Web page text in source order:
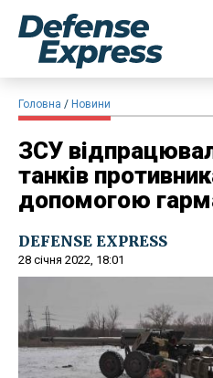
Головна Новини
ЗСУ
танків
допомогою
DEFENSE EXPRESS
28 січня 2022, 18:01